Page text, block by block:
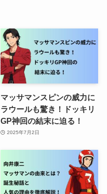
マッサマンスピンの威力に
ラウールも驚き！ドッキリ
GP神回の結末に迫る！
2025年7月2日